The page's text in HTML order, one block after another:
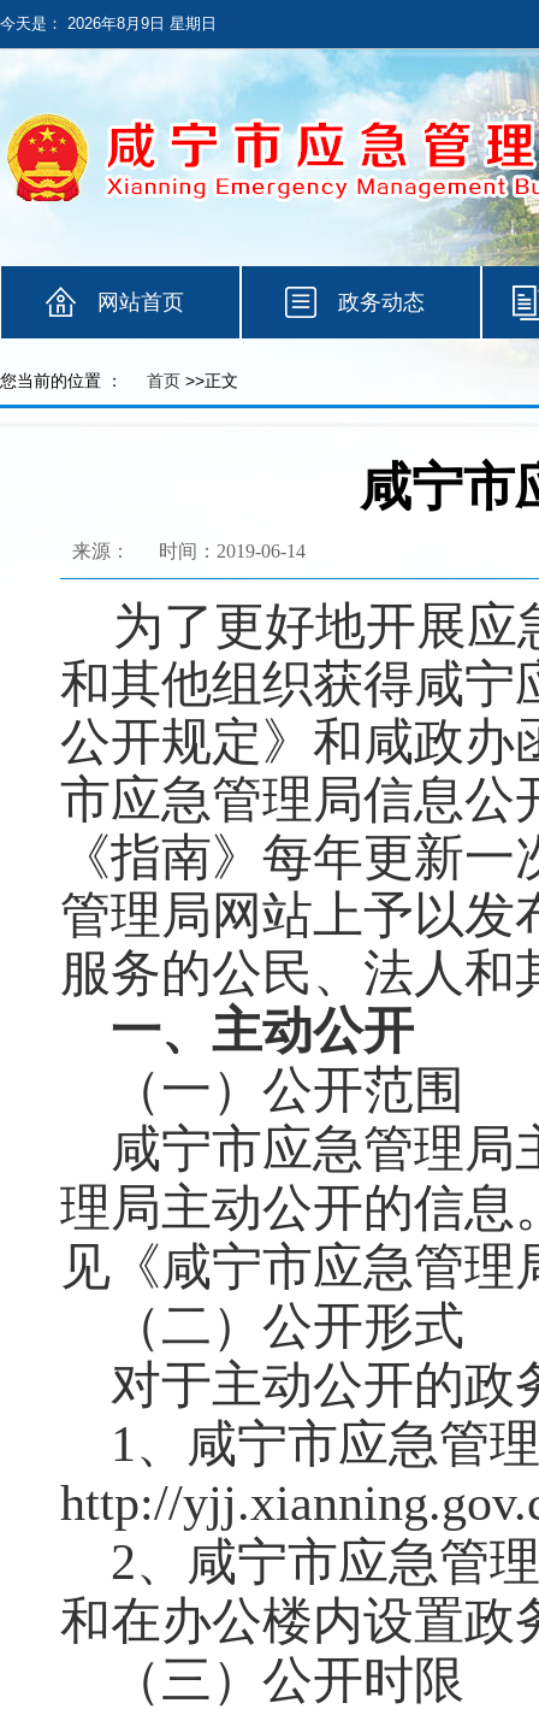
今天是： 2026年8月9日 星期日
网站首页 政务动态
您当前的位置 ： 首页 >>正文
咸宁市
来源： 时间：2019-06-14
为了更好地开展应
和其他组织获得咸宁
公开规定》和咸政办
市应急管理局信息公
《指南》每年更新
管理局网站上予以发
服务的公民、法人
一、主动公开
（一）公开范围
咸宁市应急管理局
理局主动公开的信息
见《咸宁市应急管
（二）公开形式
对于主动公开的政
1、咸宁市应急管
http://
2、咸宁市应急管
和在办公楼内设置政
（三）公开时限